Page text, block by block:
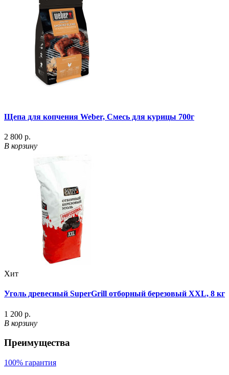
Щепа для копчения Weber, Смесь для курицы 700г
2 800 р.
В корзину
Хит
Уголь древесный SuperGrill отборный березовый XXL, 8 кг
1 200 р.
В корзину
Преимущества
100% гарантия